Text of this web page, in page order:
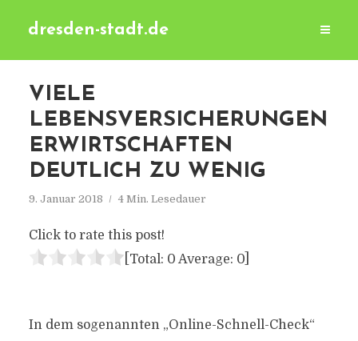
dresden-stadt.de
VIELE
LEBENSVERSICHERUNGEN
ERWIRTSCHAFTEN
DEUTLICH ZU WENIG
9. Januar 2018 4 Min. Lesedauer
Click to rate this post!
[Total: 0 Average: 0]
In dem sogenannten „Online-Schnell-Check“